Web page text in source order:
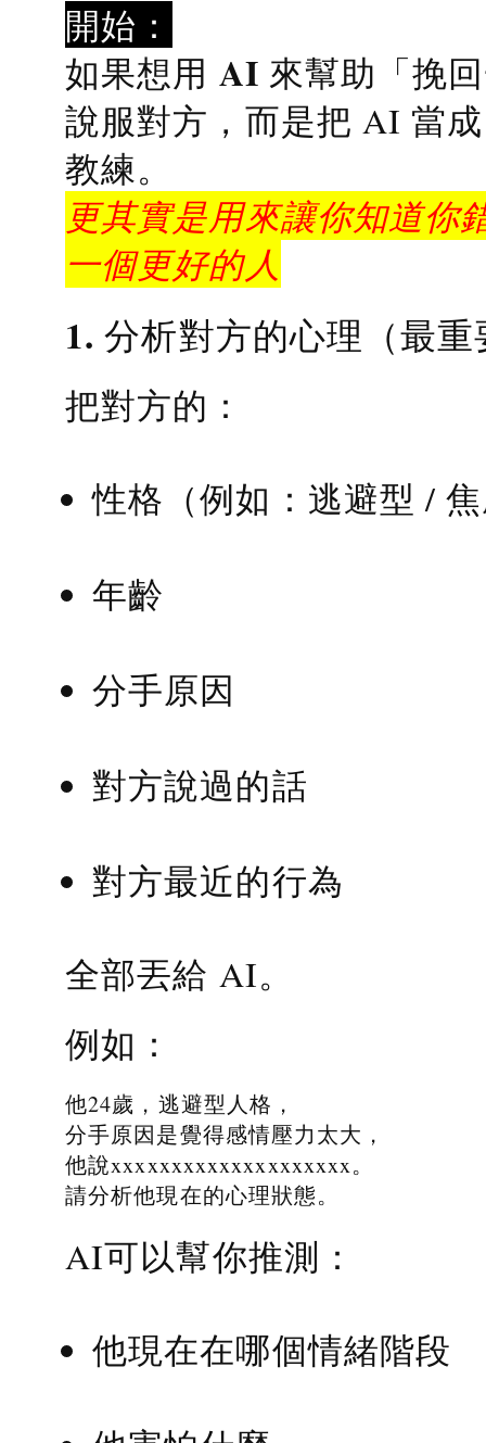
開始：
如果想用 AI 來幫助「挽
說服對方，而是把 AI 當
教練。
更其實是用來讓你知道你
一個更好的人
1. 分析對方的心理（最
把對方的：
性格（例如：逃避型 /
年齡
分手原因
對方說過的話
對方最近的行為
全部丟給 AI。
例如：
他24歲，逃避型人格，
分手原因是覺得感情壓力太大，
他說xxxxxxxxxxxxxxxxxxxx。
請分析他現在的心理狀態。
AI可以幫你推測：
他現在在哪個情緒階段